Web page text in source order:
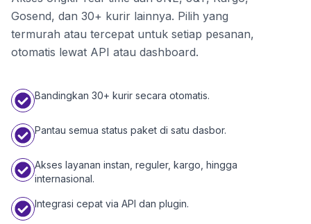
Gosend, dan 30+ kurir lainnya. Pilih yang
termurah atau tercepat untuk setiap pesanan,
otomatis lewat API atau dashboard.
Bandingkan 30+ kurir secara otomatis.
Pantau semua status paket di satu dasbor.
Akses layanan instan, reguler, kargo, hingga
internasional.
Integrasi cepat via API dan plugin.